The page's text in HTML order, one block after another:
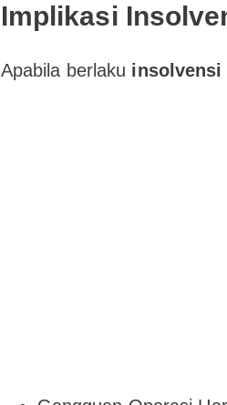
Implikasi
Apabila berlaku insolvensi